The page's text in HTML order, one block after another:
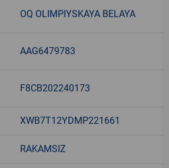
OQ OLIMPIYSKAYA BELAYA
AAG6479783
F8CB202240173
XWB7T12YDMP221661
RAKAMSIZ